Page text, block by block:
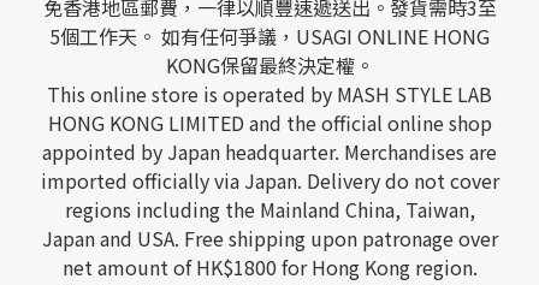
免香港地區郵費，一律以順豐速遞送出。發貨需時3至
5個工作天。 如有任何爭議，USAGI ONLINE HONG
KONG保留最終決定權。
This online store is operated by MASH STYLE LAB
HONG KONG LIMITED and the official online shop
appointed by Japan headquarter. Merchandises are
imported officially via Japan. Delivery do not cover
regions including the Mainland China, Taiwan,
Japan and USA. Free shipping upon patronage over
net amount of HK$1800 for Hong Kong region.